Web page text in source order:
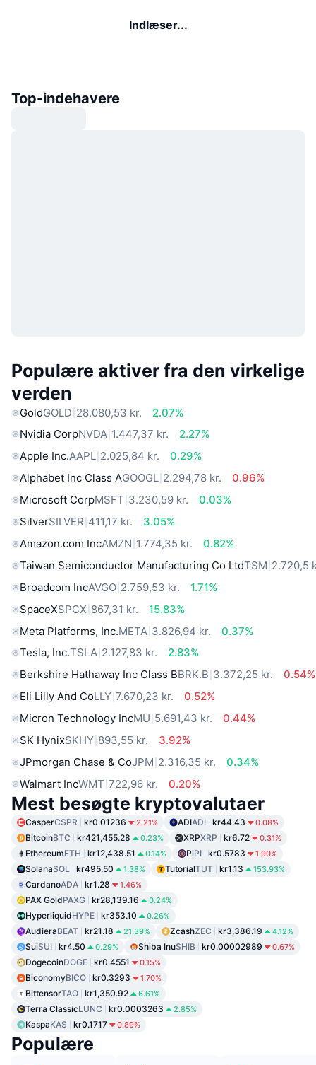
Indlæser...
Top-indehavere
Populære aktiver fra den virkelige
verden
GoldGOLD 28.080,53 kr.
2.07%
Nvidia CorpNVDA 1.447,37 kr.
2.27%
Apple Inc.AAPL 2.025,84 kr.
0.29%
Alphabet Inc Class AGOOGL 2.294,78 kr.
0.96%
Microsoft CorpMSFT 3.230,59 kr.
0.03%
SilverSILVER 411,17 kr.
3.05%
Amazon.com IncAMZN 1.774,35 kr.
0.82%
Taiwan Semiconductor Manufacturing Co LtdTSM 2.720,5
Broadcom IncAVGO 2.759,53 kr.
1.71%
SpaceXSPCX 867,31 kr.
15.83%
Meta Platforms, Inc.META 3.826,94 kr.
0.37%
Tesla, Inc.TSLA 2.127,83 kr.
2.83%
Berkshire Hathaway Inc Class BBRK.B 3.372,25 kr.
0.54%
Eli Lilly And CoLLY 7.670,23 kr.
0.52%
Micron Technology IncMU 5.691,43 kr.
0.44%
SK HynixSKHY 893,55 kr.
3.92%
JPmorgan Chase & CoJPM 2.316,35 kr.
0.34%
Walmart IncWMT 722,96 kr. 0.20%
Mest besøgte kryptovalutaer
CasperCSPR kr0.01236 2.21% ADIADI kr44.43 0.08%
BitcoinBTC kr421,455.28 0.23% XRPXRP kr6.72 0.31%
EthereumETH kr12,438.51 0.14% PiPI kr0.5783 1.90%
SolanaSOL kr495.50 1.38% TutorialTUT kr1.13 153.93%
CardanoADA kr1.28 1.46%
PAX GoldPAXG kr28,139.16 0.24%
HyperliquidHYPE kr353.10 0.26%
AudieraBEAT kr21.18 21.39% ZcashZEC kr3,386.19 4.12%
SuiSUI kr4.50 0.29% Shiba InuSHIB kr0.00002989 0.67%
DogecoinDOGE kr0.4551 0.15%
BiconomyBICO kr0.3293 1.70%
BittensorTAO kr1,350.92 6.61%
Terra ClassicLUNC kr0.0003263 2.85%
KaspaKAS kr0.1717 0.89%
Populære